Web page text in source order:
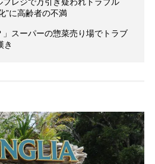
フレジで万引き疑われトラブル
”に高齢者の不満
」スーパーの惣菜売り場でトラブ
き